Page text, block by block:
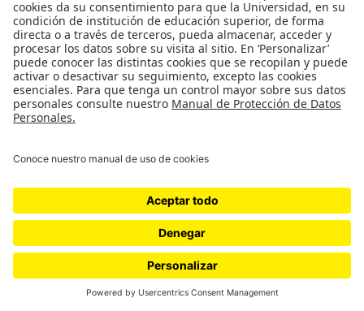
SÍGUENOS
¿Quieres escribir en 070?
cerosetenta@uniandes.edu.co
BOGOTÁ, COLOMBIA